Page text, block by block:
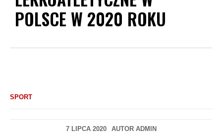
POLSCE W 2020 ROKU
SPORT
7 LIPCA 2020 AUTOR ADMIN